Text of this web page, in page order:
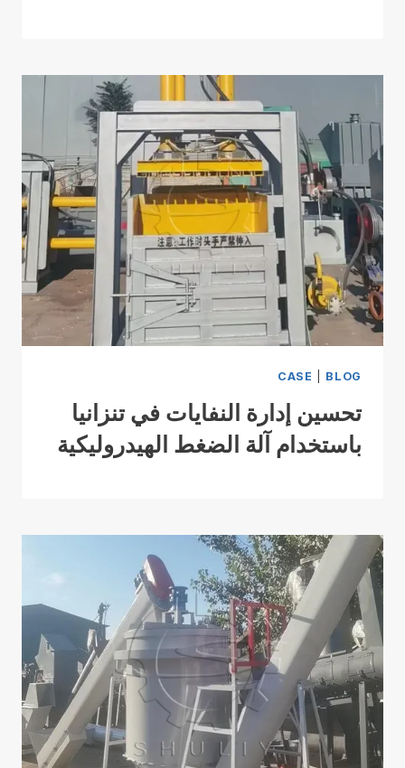
CASE BLOG
تحسين إدارة النفايات في تنزانيا
باستخدام آلة الضغط الهيدروليكية